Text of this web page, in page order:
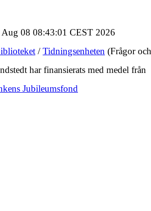
Aug 08 08:43:01 CEST 2026
/Tidningsenheten (Frågor
har finansierats med medel från
Jubileumsfond